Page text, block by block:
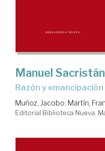
Manuel Sacristán
razón y emancipación
Muñoz, Jacobo; Martín,
Editorial Biblioteca Nueva.